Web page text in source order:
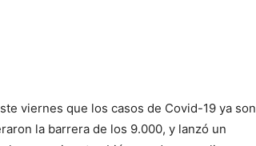
viernes que los casos de Covid-19 ya son
la barrera de los 9.000, y lanzó un